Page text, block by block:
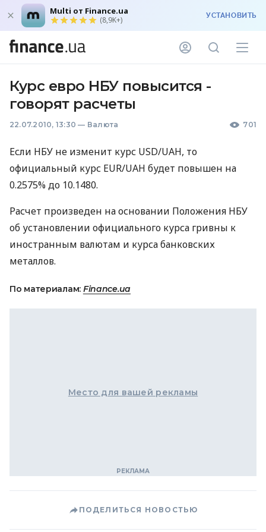
Multi от Finance.ua
(8,9K+) УСТАНОВИТЬ
Курс евро НБУ повысится -
говорят расчеты
22.07.2010, 13:30 — Валюта 701
Если НБУ не изменит курс USD/UAH, то
официальный курс EUR/UAH будет повышен на
0.2575% до 10.1480.
Расчет произведен на основании Положения НБУ
об установлении официального курса гривны к
иностранным валютам и курса банковских
металлов.
По материалам: Finance.ua
Место для вашей рекламы
ПОДЕЛИТЬСЯ НОВОСТЬЮ